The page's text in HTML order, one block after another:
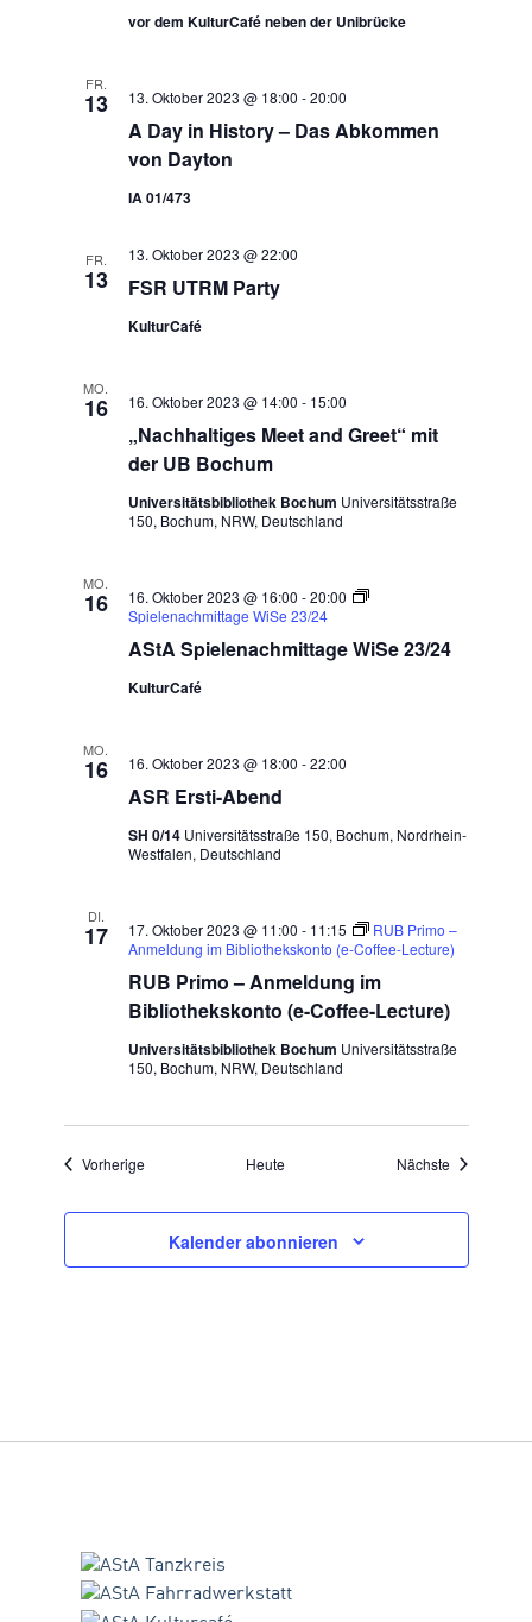
vor dem KulturCafé neben der Unibrücke
FR.
13
A Day in History – Das Abkommen
von Dayton
13. Oktober 2023 @ 18:00 -20:00
IA 01/473
FR.
13 FSR UTRM Party
13. Oktober 2023 @ 22:00
KulturCafé
MO.
16
„Nachhaltiges Meet and Greet“ mit
der UB Bochum
16. Oktober 2023 @ 14:00 - 15:00
Universitätsbibliothek Bochum Universitätsstraße
150, Bochum, NRW, Deutschland
MO.
16
AStA Spielenachmittage WiSe 23/24
16. Oktober 2023 @ 16:00 -20:00
Spielenachmittage WiSe 23/24
KulturCafé
MO.
16
ASR Ersti-Abend
16. Oktober 2023 @ 18:00 -22:00
SH 0/14 Universitätsstraße 150, Bochum, Nordrhein-
Westfalen, Deutschland
DI.
17
RUB Primo – Anmeldung im
Bibliothekskonto (e-Coffee-Lecture)
17. Oktober 2023 @ 11:00 - 11:15
RUB Primo –
Anmeldung im Bibliothekskonto (e-Coffee-Lecture)
Universitätsbibliothek Bochum Universitätsstraße
150, Bochum, NRW, Deutschland
VorherigeVeranstaltungenHeute Nächste
Kalender abonnieren